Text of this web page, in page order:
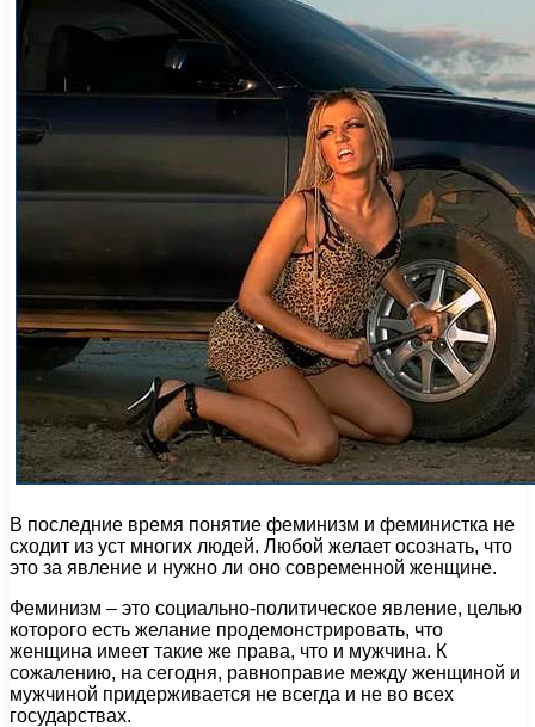
В последние время понятие феминизм и феминистка не
сходит из уст многих людей. Любой желает осознать, что
это за явление и нужно ли оно современной женщине.
Феминизм – это социально-политическое явление, целью
которого есть желание продемонстрировать, что
женщина имеет такие же права, что и мужчина. К
сожалению, на сегодня, равноправие между женщиной и
мужчиной придерживается не всегда и не во всех
государствах.